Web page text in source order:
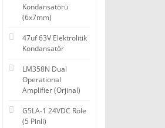
Kondansatörü
(6x7mm)
47uf 63V Elektrolitik
Kondansatör
LM358N Dual
Operational
Amplifier (Orjinal)
G5LA-1 24VDC Röle
(5 Pinli)